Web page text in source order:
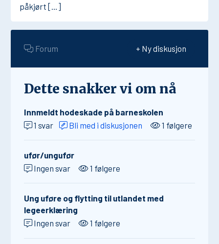
påkjørt […]
Forum + Ny diskusjon
Dette snakker vi om nå
Innmeldt hodeskade på barneskolen
1 svar
Bli med i diskusjonen 1 følgere
ufør/ungufør
Ingen svar
1 følgere
Ung uføre og flytting til utlandet med
legeerklæring
Ingen svar
1 følgere